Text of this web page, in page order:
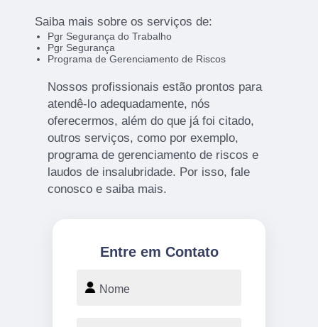
Saiba mais sobre os serviços de:
Pgr Segurança do Trabalho
Pgr Segurança
Programa de Gerenciamento de Riscos
Nossos profissionais estão prontos para
atendê-lo adequadamente, nós
oferecermos, além do que já foi citado,
outros serviços, como por exemplo,
programa de gerenciamento de riscos e
laudos de insalubridade. Por isso, fale
conosco e saiba mais.
Entre em Contato